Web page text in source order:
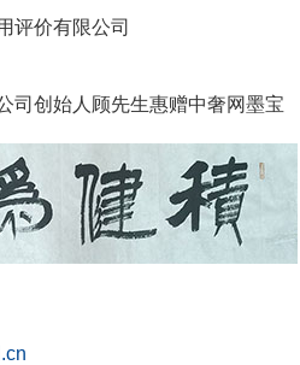
评价有限公司
司创始人顾先生惠赠中奢网墨宝